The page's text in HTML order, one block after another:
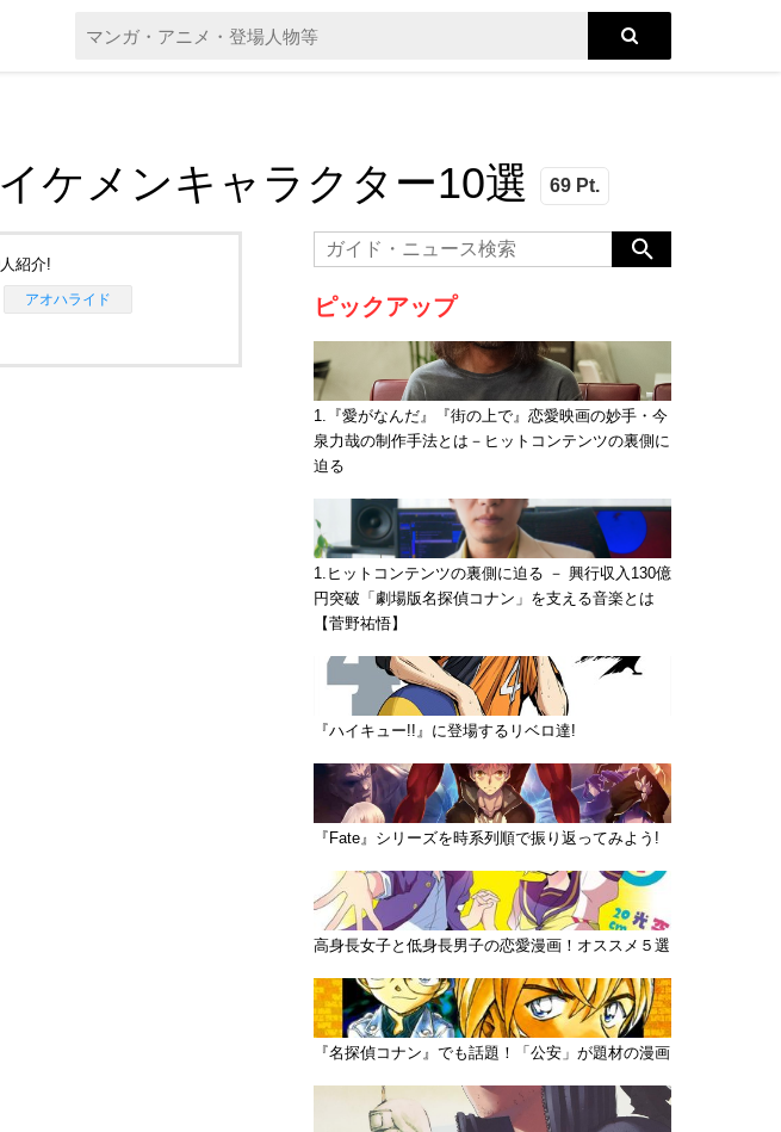
ケメンキャラクター10選 69 Pt.
紹介!
アオハライド ピックアップ
1.『愛がなんだ』『街の上で』恋愛映画の妙手・今
泉力哉の制作手法とは－ヒットコンテンツの裏側に
迫る
1.ヒットコンテンツの裏側に迫る － 興行収入130億
円突破「劇場版名探偵コナン」を支える音楽とは
【菅野祐悟】
『ハイキュー!!』に登場するリベロ達!
『Fate』シリーズを時系列順で振り返ってみよう!
高身長女子と低身長男子の恋愛漫画！オススメ５選
『名探偵コナン』でも話題！「公安」が題材の漫画